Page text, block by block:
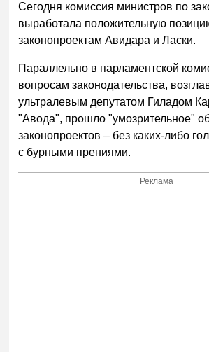
Сегодня комиссия министров по
выработала положительную
законопроектам Авидара и Ласки.
Параллельно в парламентской
вопросам законодательства,
ультралевым депутатом Гиладом
"Авода", прошло "умозрительное"
законопроектов – без каких-либо
с бурными прениями.
Реклама